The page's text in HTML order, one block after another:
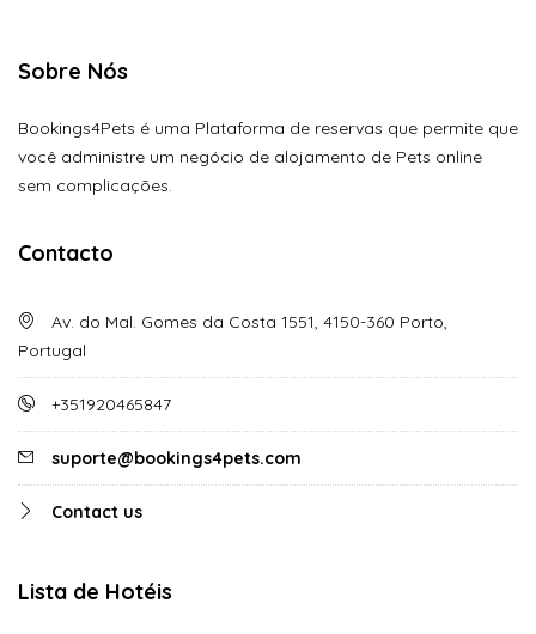
Sobre Nós
Bookings4Pets é uma Plataforma de reservas que permite que
você administre um negócio de alojamento de Pets online
sem complicações.
Contacto
Av. do Mal. Gomes da Costa 1551, 4150-360 Porto,
Portugal
+351920465847
suporte@bookings4pets.com
Contact us
Lista de Hotéis